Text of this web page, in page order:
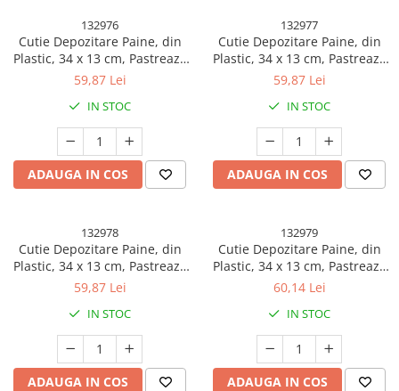
132976
Cutie Depozitare Paine, din
Plastic, 34 x 13 cm, Pastreaza
Prospetimea, Capac Verde
59,87 Lei
IN STOC
ADAUGA IN COS
132977
Cutie Depozitare Paine, din
Plastic, 34 x 13 cm, Pastreaza
Prospetimea, Capac Rosu
59,87 Lei
IN STOC
ADAUGA IN COS
132978
Cutie Depozitare Paine, din
Plastic, 34 x 13 cm, Pastreaza
Prospetimea, Capac Alb
59,87 Lei
IN STOC
ADAUGA IN COS
132979
Cutie Depozitare Paine, din
Plastic, 34 x 13 cm, Pastreaza
Prospetimea, Capac Negru
60,14 Lei
IN STOC
ADAUGA IN COS